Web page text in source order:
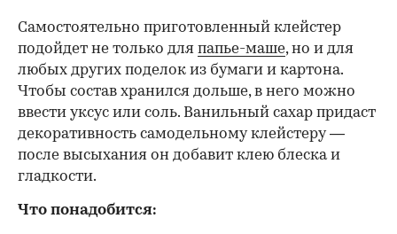
Самостоятельно приготовленный клейстер
подойдет не только для папье-маше, но и для
любых других поделок из бумаги и картона.
Чтобы состав хранился дольше, в него можно
ввести уксус или соль. Ванильный сахар придаст
декоративность самодельному клейстеру —
после высыхания он добавит клею блеска и
гладкости.
Что понадобится: